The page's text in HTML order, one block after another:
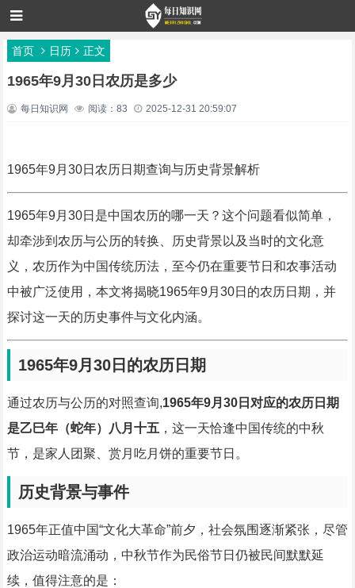
首页 日历 正文
1965年9月30日农历是多少
每日知识网 阅读：83 2025-12-31 20:59:07
1965年9月30日农历日期查询与历史背景解析
1965年9月30日是中国农历的哪一天？这个问题看似简单，
却牵涉到农历与公历的转换、历史背景以及当时的文化意
义，农历作为中国传统历法，至今仍在重要节日和农事活动
中被广泛使用，本文将揭晓1965年9月30日的农历日期，并
探讨这一天的历史事件与文化内涵。
1965年9月30日的农历日期
通过农历与公历的对照查询,1965年9月30日对应的农历日期
是乙巳年（蛇年）八月十五，这一天恰逢中国传统的中秋
节，是家人团聚、赏月吃月饼的重要节日。
历史背景与事件
1965年正值中国“文化大革命”前夕，社会氛围逐渐紧张，尽管
政治运动暗流涌动，中秋节作为民俗节日仍被民间默默延
续，值得注意的是：